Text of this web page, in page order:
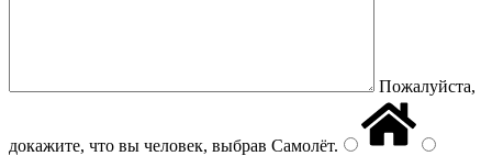
Пожалуйста,
докажите, что вы человек, выбрав Самолёт.